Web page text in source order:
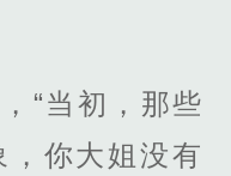
“当初，那些
，你大姐没有